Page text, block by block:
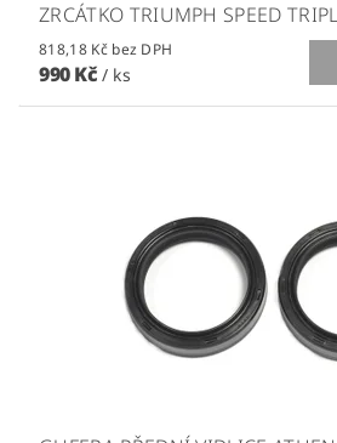
ZRCÁTKO TRIUMPH SPEED
818,18 Kč bez DPH
990 Kč / ks